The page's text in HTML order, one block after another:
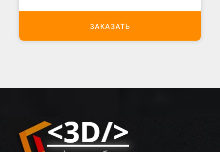
ЗАКАЗАТЬ